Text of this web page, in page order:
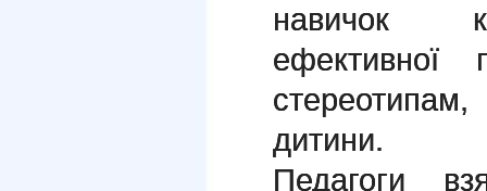
навичок
ефективної
дитини.
Педагоги